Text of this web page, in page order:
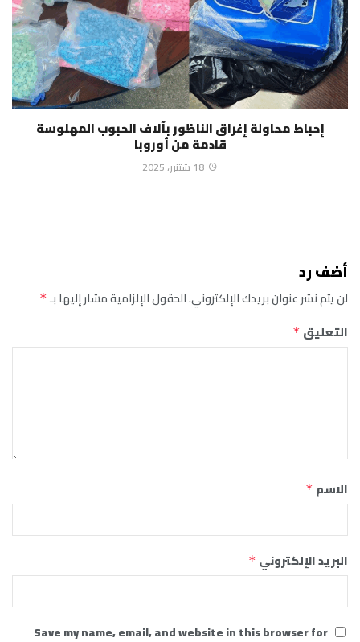
إحباط محاولة إغراق الناظور بآلاف الحبوب المهلوسة
قادمة من أوروبا
18 شتنبر، 2025
أضف رد
لن يتم نشر عنوان بريدك الإلكتروني.الحقول الإلزامية مشار إليها بـ*
التعليق *
الاسم *
البريد الإلكتروني *
Save my name, email, and website in this browser for